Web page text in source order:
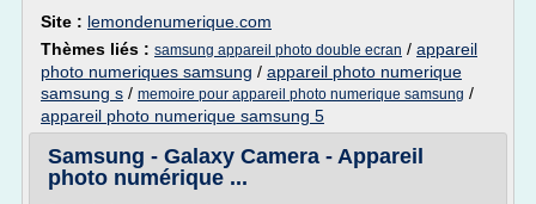
Site : lemondenumerique.com
Thèmes liés : samsung appareil photo double ecran / appareil
photo numeriques samsung / appareil photo numerique
samsung s / memoire pour appareil photo numerique samsung /
appareil photo numerique samsung 5
Samsung - Galaxy Camera - Appareil
photo numérique ...